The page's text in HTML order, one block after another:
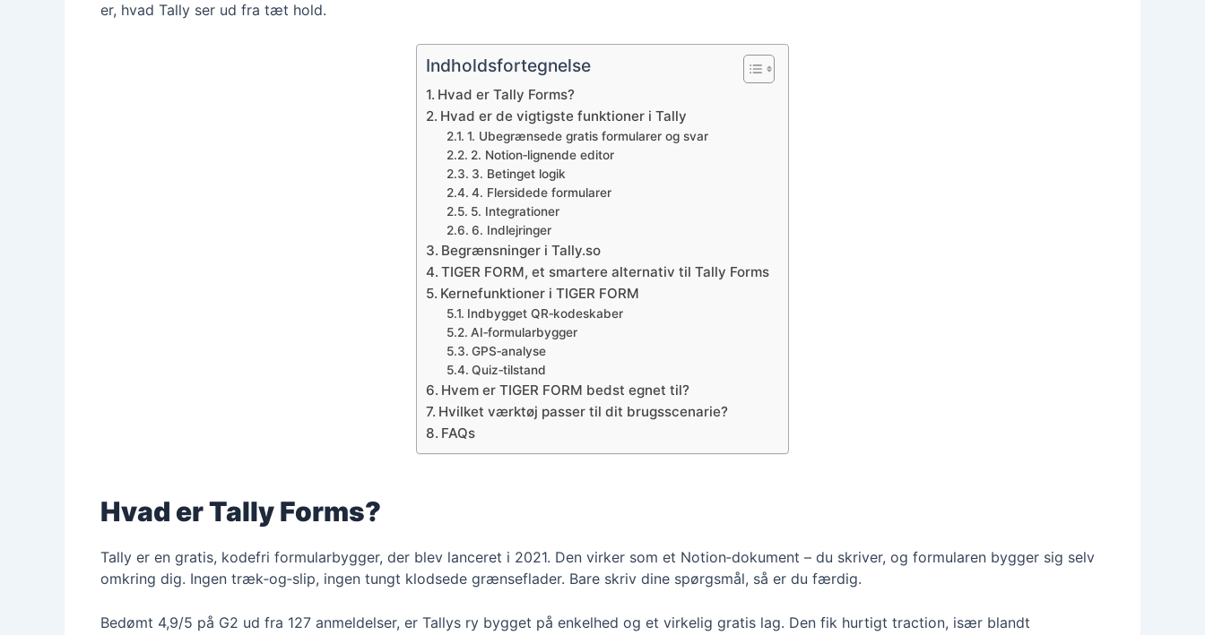
er, hvad Tally ser ud fra tæt hold.
Indholdsfortegnelse
Hvad er Tally Forms?
Hvad er de vigtigste funktioner i Tally
1. Ubegrænsede gratis formularer og svar
2. Notion‑lignende editor
3. Betinget logik
4. Flersidede formularer
5. Integrationer
6. Indlejringer
Begrænsninger i Tally.so
TIGER FORM, et smartere alternativ til Tally Forms
Kernefunktioner i TIGER FORM
Indbygget QR‑kodeskaber
AI‑formularbygger
GPS‑analyse
Quiz‑tilstand
Hvem er TIGER FORM bedst egnet til?
Hvilket værktøj passer til dit brugsscenarie?
FAQs
Hvad er Tally Forms?
Tally er en gratis, kodefri formularbygger, der blev lanceret i 2021. Den virker som et Notion‑dokument – du skriver, og formularen bygger sig selv
omkring dig. Ingen træk‑og‑slip, ingen tungt klodsede grænseflader. Bare skriv dine spørgsmål, så er du færdig.
Bedømt 4,9/5 på G2 ud fra 127 anmeldelser, er Tallys ry bygget på enkelhed og et virkelig gratis lag. Den fik hurtigt traction, især blandt